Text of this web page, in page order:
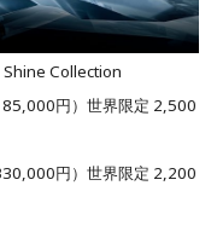
Shine Collection
円）世界限定 2,500
円）世界限定 2,200